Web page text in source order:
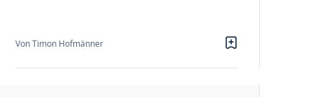
Von Timon Hofmänner